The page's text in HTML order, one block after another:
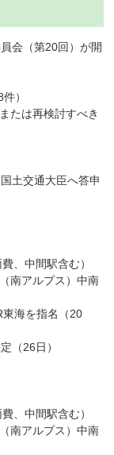
会（第20回）が開
）
たは再検討すべき
土交通大臣へ答申
、中間駅含む）
南アルプス）中南
東海を指名（20
（26日）
、中間駅含む）
南アルプス）中南